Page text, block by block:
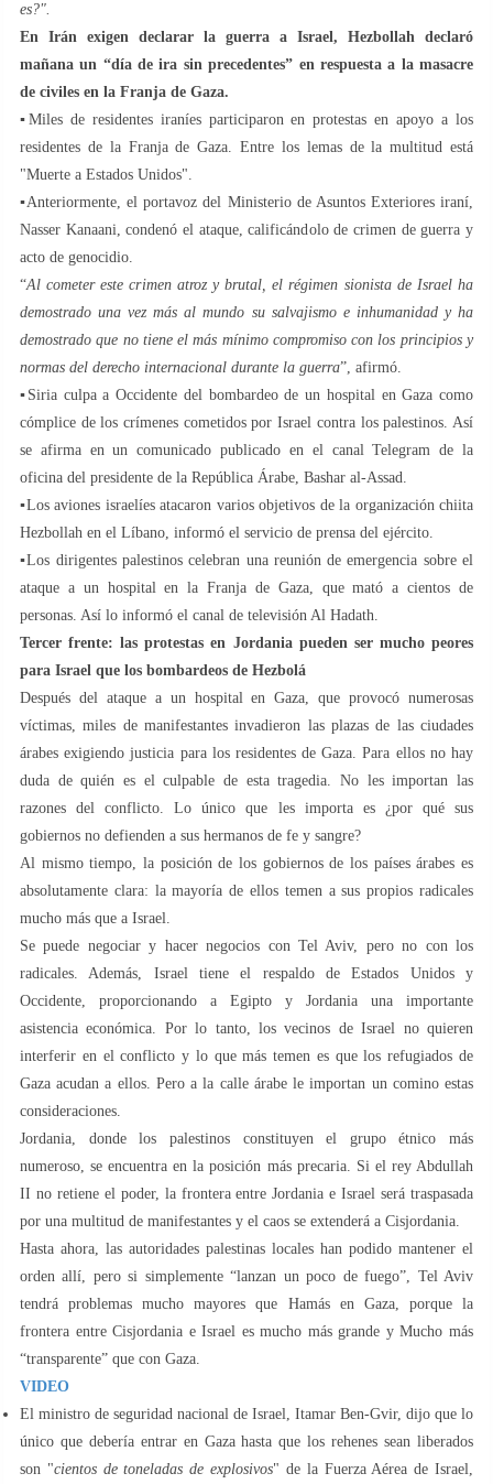
es?".
En Irán exigen declarar la guerra a Israel, Hezbollah declaró
mañana un “día de ira sin precedentes” en respuesta a la masacre
de civiles en la Franja de Gaza.
▪Miles de residentes iraníes participaron en protestas en apoyo a los
residentes de la Franja de Gaza. Entre los lemas de la multitud está
"Muerte a Estados Unidos".
▪Anteriormente, el portavoz del Ministerio de Asuntos Exteriores iraní,
Nasser Kanaani, condenó el ataque, calificándolo de crimen de guerra y
acto de genocidio.
“Al cometer este crimen atroz y brutal, el régimen sionista de Israel ha
demostrado una vez más al mundo su salvajismo e inhumanidad y ha
demostrado que no tiene el más mínimo compromiso con los principios y
normas del derecho internacional durante la guerra”, afirmó.
▪Siria culpa a Occidente del bombardeo de un hospital en Gaza como
cómplice de los crímenes cometidos por Israel contra los palestinos. Así
se afirma en un comunicado publicado en el canal Telegram de la
oficina del presidente de la República Árabe, Bashar al-Assad.
▪Los aviones israelíes atacaron varios objetivos de la organización chiita
Hezbollah en el Líbano, informó el servicio de prensa del ejército.
▪Los dirigentes palestinos celebran una reunión de emergencia sobre el
ataque a un hospital en la Franja de Gaza, que mató a cientos de
personas. Así lo informó el canal de televisión Al Hadath.
Tercer frente: las protestas en Jordania pueden ser mucho peores
para Israel que los bombardeos de Hezbolá
Después del ataque a un hospital en Gaza, que provocó numerosas
víctimas, miles de manifestantes invadieron las plazas de las ciudades
árabes exigiendo justicia para los residentes de Gaza. Para ellos no hay
duda de quién es el culpable de esta tragedia. No les importan las
razones del conflicto. Lo único que les importa es ¿por qué sus
gobiernos no defienden a sus hermanos de fe y sangre?
Al mismo tiempo, la posición de los gobiernos de los países árabes es
absolutamente clara: la mayoría de ellos temen a sus propios radicales
mucho más que a Israel.
Se puede negociar y hacer negocios con Tel Aviv, pero no con los
radicales. Además, Israel tiene el respaldo de Estados Unidos y
Occidente, proporcionando a Egipto y Jordania una importante
asistencia económica. Por lo tanto, los vecinos de Israel no quieren
interferir en el conflicto y lo que más temen es que los refugiados de
Gaza acudan a ellos. Pero a la calle árabe le importan un comino estas
consideraciones.
Jordania, donde los palestinos constituyen el grupo étnico más
numeroso, se encuentra en la posición más precaria. Si el rey Abdullah
II no retiene el poder, la frontera entre Jordania e Israel será traspasada
por una multitud de manifestantes y el caos se extenderá a Cisjordania.
Hasta ahora, las autoridades palestinas locales han podido mantener el
orden allí, pero si simplemente “lanzan un poco de fuego”, Tel Aviv
tendrá problemas mucho mayores que Hamás en Gaza, porque la
frontera entre Cisjordania e Israel es mucho más grande y Mucho más
“transparente” que con Gaza.
VIDEO
El ministro de seguridad nacional de Israel, Itamar Ben-Gvir, dijo que lo
único que debería entrar en Gaza hasta que los rehenes sean liberados
son "cientos de toneladas de explosivos" de la Fuerza Aérea de Israel,